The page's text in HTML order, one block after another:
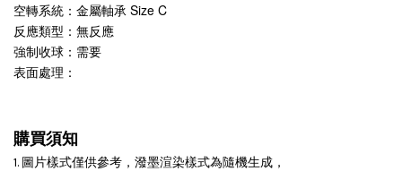
空轉系統：金屬軸承 Size C
反應類型：無反應
強制收球：需要
表面處理：
購買須知
1. 圖片樣式僅供參考，潑墨渲染樣式為隨機生成，